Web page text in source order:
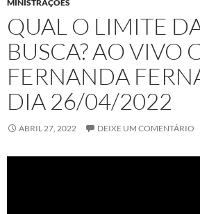
MINISTRAÇÕES
QUAL O LIMITE
BUSCA? AO VIVO
FERNANDA
DIA 26/04/2022
ABRIL 27, 2022 DEIXE UM COMENTÁRIO